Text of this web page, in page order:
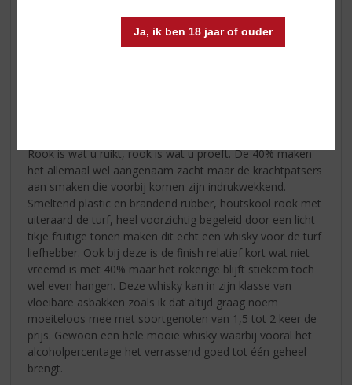
Ja, ik ben 18 jaar of ouder
gerelateerd zou zien met de zee dan met het land maar
Rook is wat u ruikt, rook is wat u proeft. De 40% maken
het allemaal wel aangenaam zacht maar de krachtpatsers
aan smaken die voorbij komen zijn indrukwekkend.
Smeltend plastic en brandend rubber, houtskool rook met
uiteraard de turf, heel voorzichtig begeleid door een licht
tikje fruitige tonen maken dit echt een whisky voor de turf
liefhebber. Ook bij deze is de finish relatief kort wat niet
vreemd is met 40% maar het rokerige blijft stiekem toch
wel even hangen. Deze whisky kan in zijn klasse van
vloeibare asbakken zoals ik dat altijd graag noem
moeiteloos mee met soortgenoten van 1,5 tot 2 keer de
prijs. Gewoon een hele mooie whisky waarbij vooral het
alcoholpercentage het verrassend goed tot één geheel
brengt.